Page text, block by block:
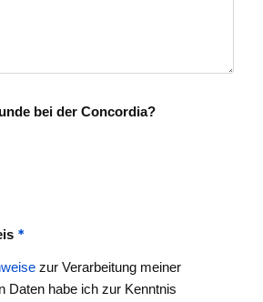
bei der Concordia?
*
zur Verarbeitung meiner
Daten habe ich zur Kenntnis